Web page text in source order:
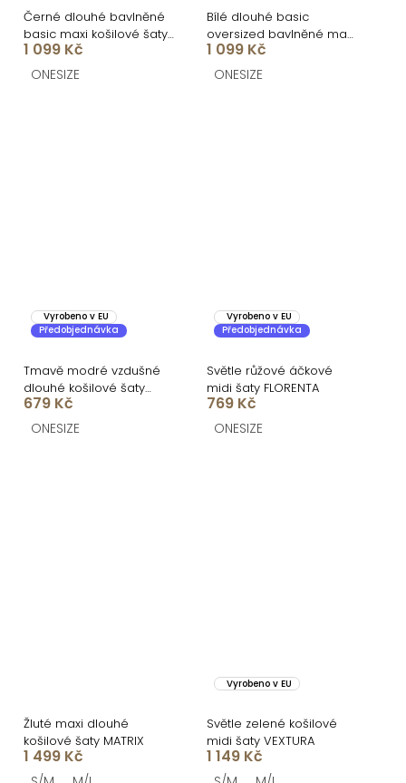
Černé dlouhé bavlněné
basic maxi košilové šaty
FLARETA
1 099 Kč
ONESIZE
Bílé dlouhé basic
oversized bavlněné maxi
košilové šaty FLARETA
1 099 Kč
ONESIZE
Vyrobeno v EU
Předobjednávka
Tmavě modré vzdušné
dlouhé košilové šaty
GALORIA s páskem
679 Kč
ONESIZE
Vyrobeno v EU
Předobjednávka
Světle růžové áčkové
midi šaty FLORENTA
769 Kč
ONESIZE
Žluté maxi dlouhé
košilové šaty MATRIX
1 499 Kč
Vyrobeno v EU
Světle zelené košilové
midi šaty VEXTURA
1 149 Kč